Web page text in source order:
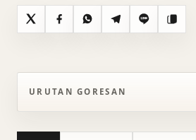
X FacebookWhatsAppTelegramLine Salin
URUTAN GORESAN